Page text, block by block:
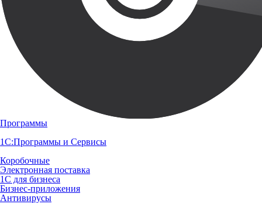
Программы
1С:Программы и Сервисы
Коробочные
Электронная поставка
1С для бизнеса
Бизнес-приложения
Антивирусы